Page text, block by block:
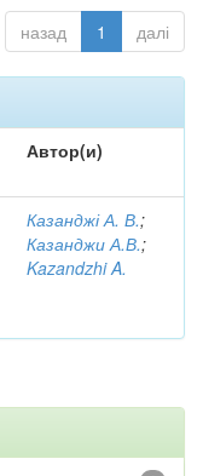
назад 1 далі
Автор(и)
Казанджі А. В.;
Казанджи А.В.;
Kazandzhi A.